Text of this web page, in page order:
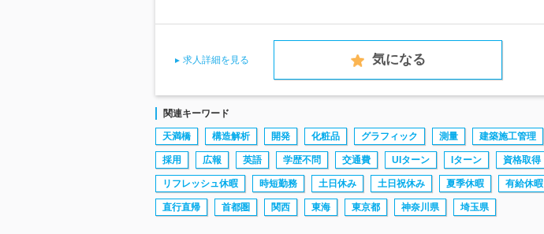
求人詳細を見る 気になる
関連キーワード
天満橋 構造解析 開発 化粧品 グラフィック 測量 建築施工管理
採用 広報 英語 学歴不問 交通費 UIターン Iターン 資格取得
リフレッシュ休暇 時短勤務 土日休み 土日祝休み 夏季休暇 有給休暇
直行直帰 首都圏 関西 東海 東京都 神奈川県 埼玉県